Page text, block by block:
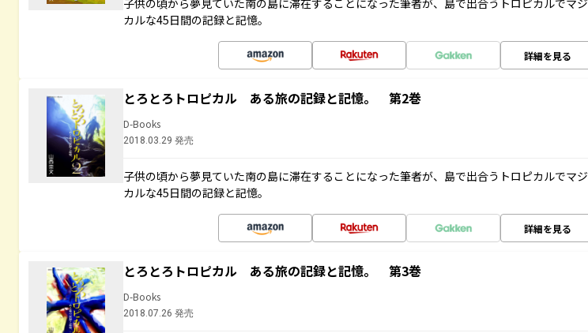
子供の頃から夢見ていた南の島に滞在することになった筆者が、島で出合うトロピカルでマジ
カルな45日間の記録と記憶。
詳細を見る
とろとろトロピカル ある旅の記録と記憶。 第2巻
D-Books
2018.03.29 発売
子供の頃から夢見ていた南の島に滞在することになった筆者が、島で出合うトロピカルでマジ
カルな45日間の記録と記憶。
詳細を見る
とろとろトロピカル ある旅の記録と記憶。 第3巻
D-Books
2018.07.26 発売